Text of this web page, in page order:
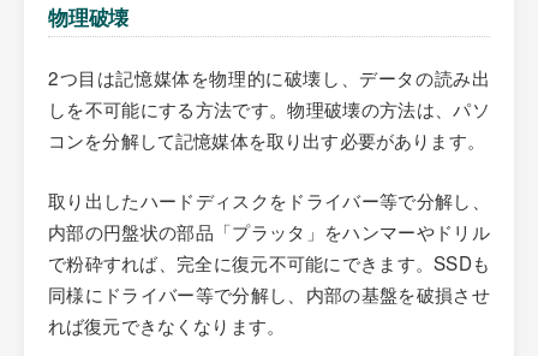
物理破壊
2つ目は記憶媒体を物理的に破壊し、データの読み出
しを不可能にする方法です。物理破壊の方法は、パソ
コンを分解して記憶媒体を取り出す必要があります。
取り出したハードディスクをドライバー等で分解し、
内部の円盤状の部品「プラッタ」をハンマーやドリル
で粉砕すれば、完全に復元不可能にできます。SSDも
同様にドライバー等で分解し、内部の基盤を破損させ
れば復元できなくなります。